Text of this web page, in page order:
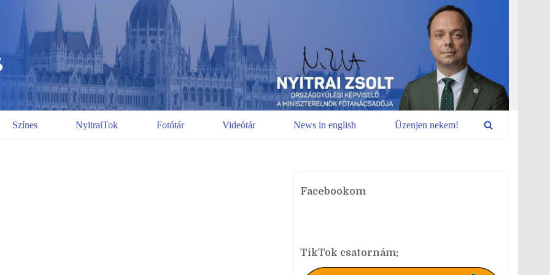
Színes NyitraiTok Fotótár Videótár News in english Üzenjen nekem!
Facebookom
TikTok csatornám: